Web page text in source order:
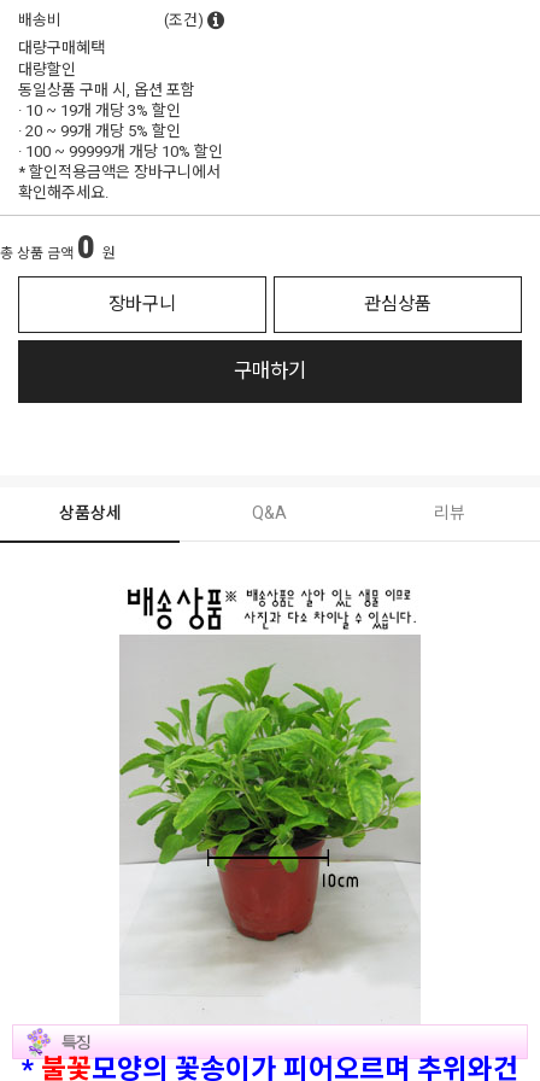
배송비
(조건)
대량구매혜택
대량할인
동일상품 구매 시, 옵션 포함
· 10 ~ 19개 개당3% 할인
· 20 ~ 99개 개당 5% 할인
· 100 ~ 99999개 개당 10% 할인
* 할인적용금액은 장바구니에서
확인해주세요.
총 상품 금액 0 원
장바구니 관심상품
구매하기
상품상세 Q&A 리뷰
*불꽃모양의 꽃송이가 피어오르며 추위와건